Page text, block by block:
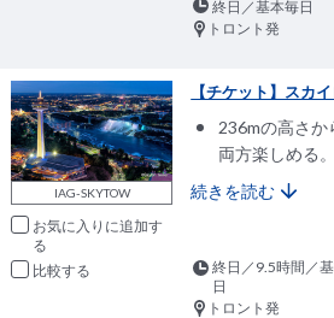
終日／基本毎日
トロント発
IAG-SKYTOW
お気に入りに追加
比較
【チケット】スカ
236mの高さか
両方楽しめる。
続きを読む
終日／9.5時間／
日
トロント発